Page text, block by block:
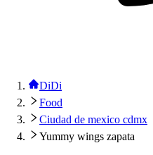
DiDi
Food
Ciudad de mexico cdmx
Yummy wings zapata